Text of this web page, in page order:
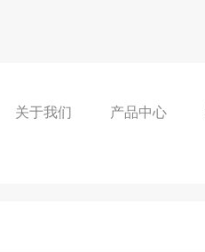
关于我们 产品中心